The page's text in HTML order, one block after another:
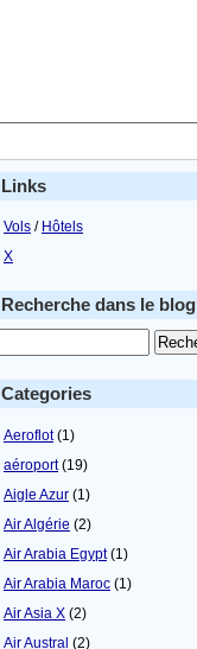
Links
Vols / Hôtels
X
Recherche dans le blog
Categories
Aeroflot(1)
aéroport(19)
Aigle Azur (1)
Air Algérie (2)
Air Arabia Egypt(1)
Air Arabia Maroc (1)
Air Asia X (2)
Air Austral (2)